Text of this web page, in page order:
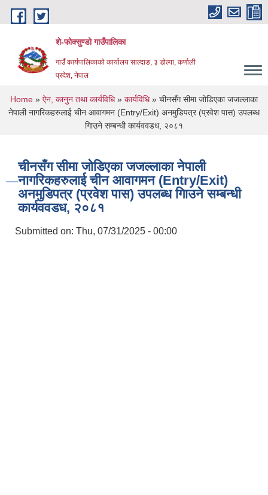
Skip to main content
शे-फोक्सुण्डो गाउँपालिका
गाउँ कार्यपालिकाको कार्यालय साल्दाङ, ३ डोल्पा, कर्णाली
प्रदेश, नेपाल
You are here
Home » ऐन, कानुन तथा कार्यविधि» कार्यविधि» चीनसँग सीमा जोडिएका जजल्लाका
नेपाली नागरिकहरुलाई चीन आवागमन (Entry/Exit) अनमुडिपत्र (प्रवेश पास) उपलब्ध
गिाउने सम्बन्धी कार्यववडध, २०८१
चीनसँग सीमा जोडिएका जजल्लाका नेपाली
नागरिकहरुलाई चीन आवागमन (Entry/Exit)
अनमुडिपत्र (प्रवेश पास) उपलब्ध गिाउने सम्बन्धी
कार्यववडध, २०८१
Submitted on: Thu, 07/31/2025 - 00:00